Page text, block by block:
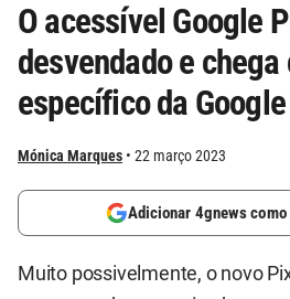
O acessível Google
desvendado e chega
específico da Google
Mónica Marques 22 março 2023
Adicionar 4gnews
Muito possivelmente, o novo